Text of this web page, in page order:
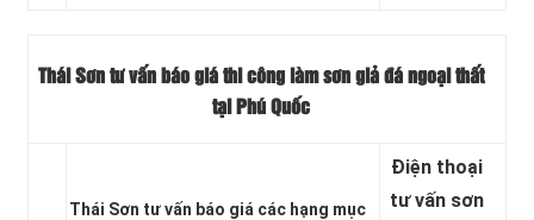
Thái Sơn tư vấn báo giá thi công làm sơn giả đá ngoại thất
tại Phú Quốc
Thái Sơn tư vấn báo giá các hạng mục
Điện thoại
tư vấn sơn